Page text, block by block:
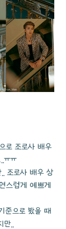
로 조로사 배우
ㅠㅠ
조로사 배우 상
스럽게 예쁘게
준으로 봤을 때
..